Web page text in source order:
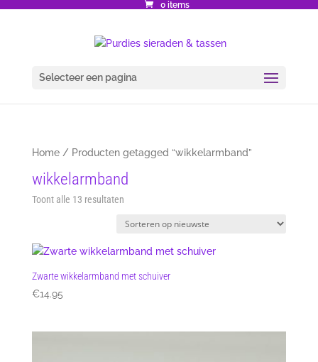
0 items
Selecteer een pagina
Home/ Producten getagged “wikkelarmband”
wikkelarmband
Toont alle 13 resultatenGesorteerd
nieuwste
Zwarte wikkelarmband met schuiver
€14.95